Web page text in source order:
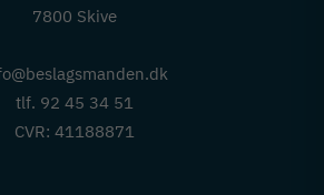
7800 Skive
tlf. 92 45 34 51
CVR: 41188871